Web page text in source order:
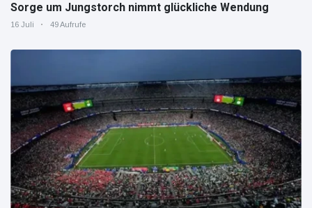
Sorge um Jungstorch nimmt glückliche Wendung
16 Juli 49 Aufrufe